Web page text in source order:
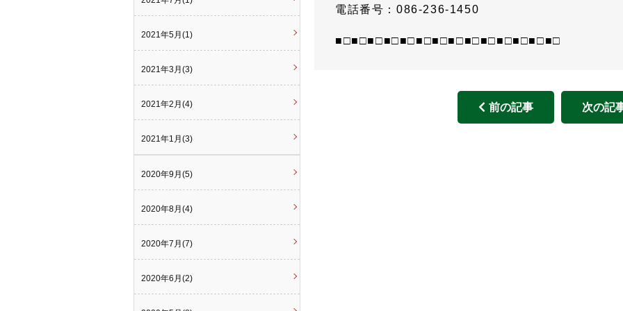
電話番号：086-236-1450
■□■□■□■□■□■□■□■□■□■□■□■□■□■□
前の記事 次の記
2021年5月(1)
2021年3月(3)
2021年2月(4)
2021年1月(3)
2020年9月(5)
2020年8月(4)
2020年7月(7)
2020年6月(2)